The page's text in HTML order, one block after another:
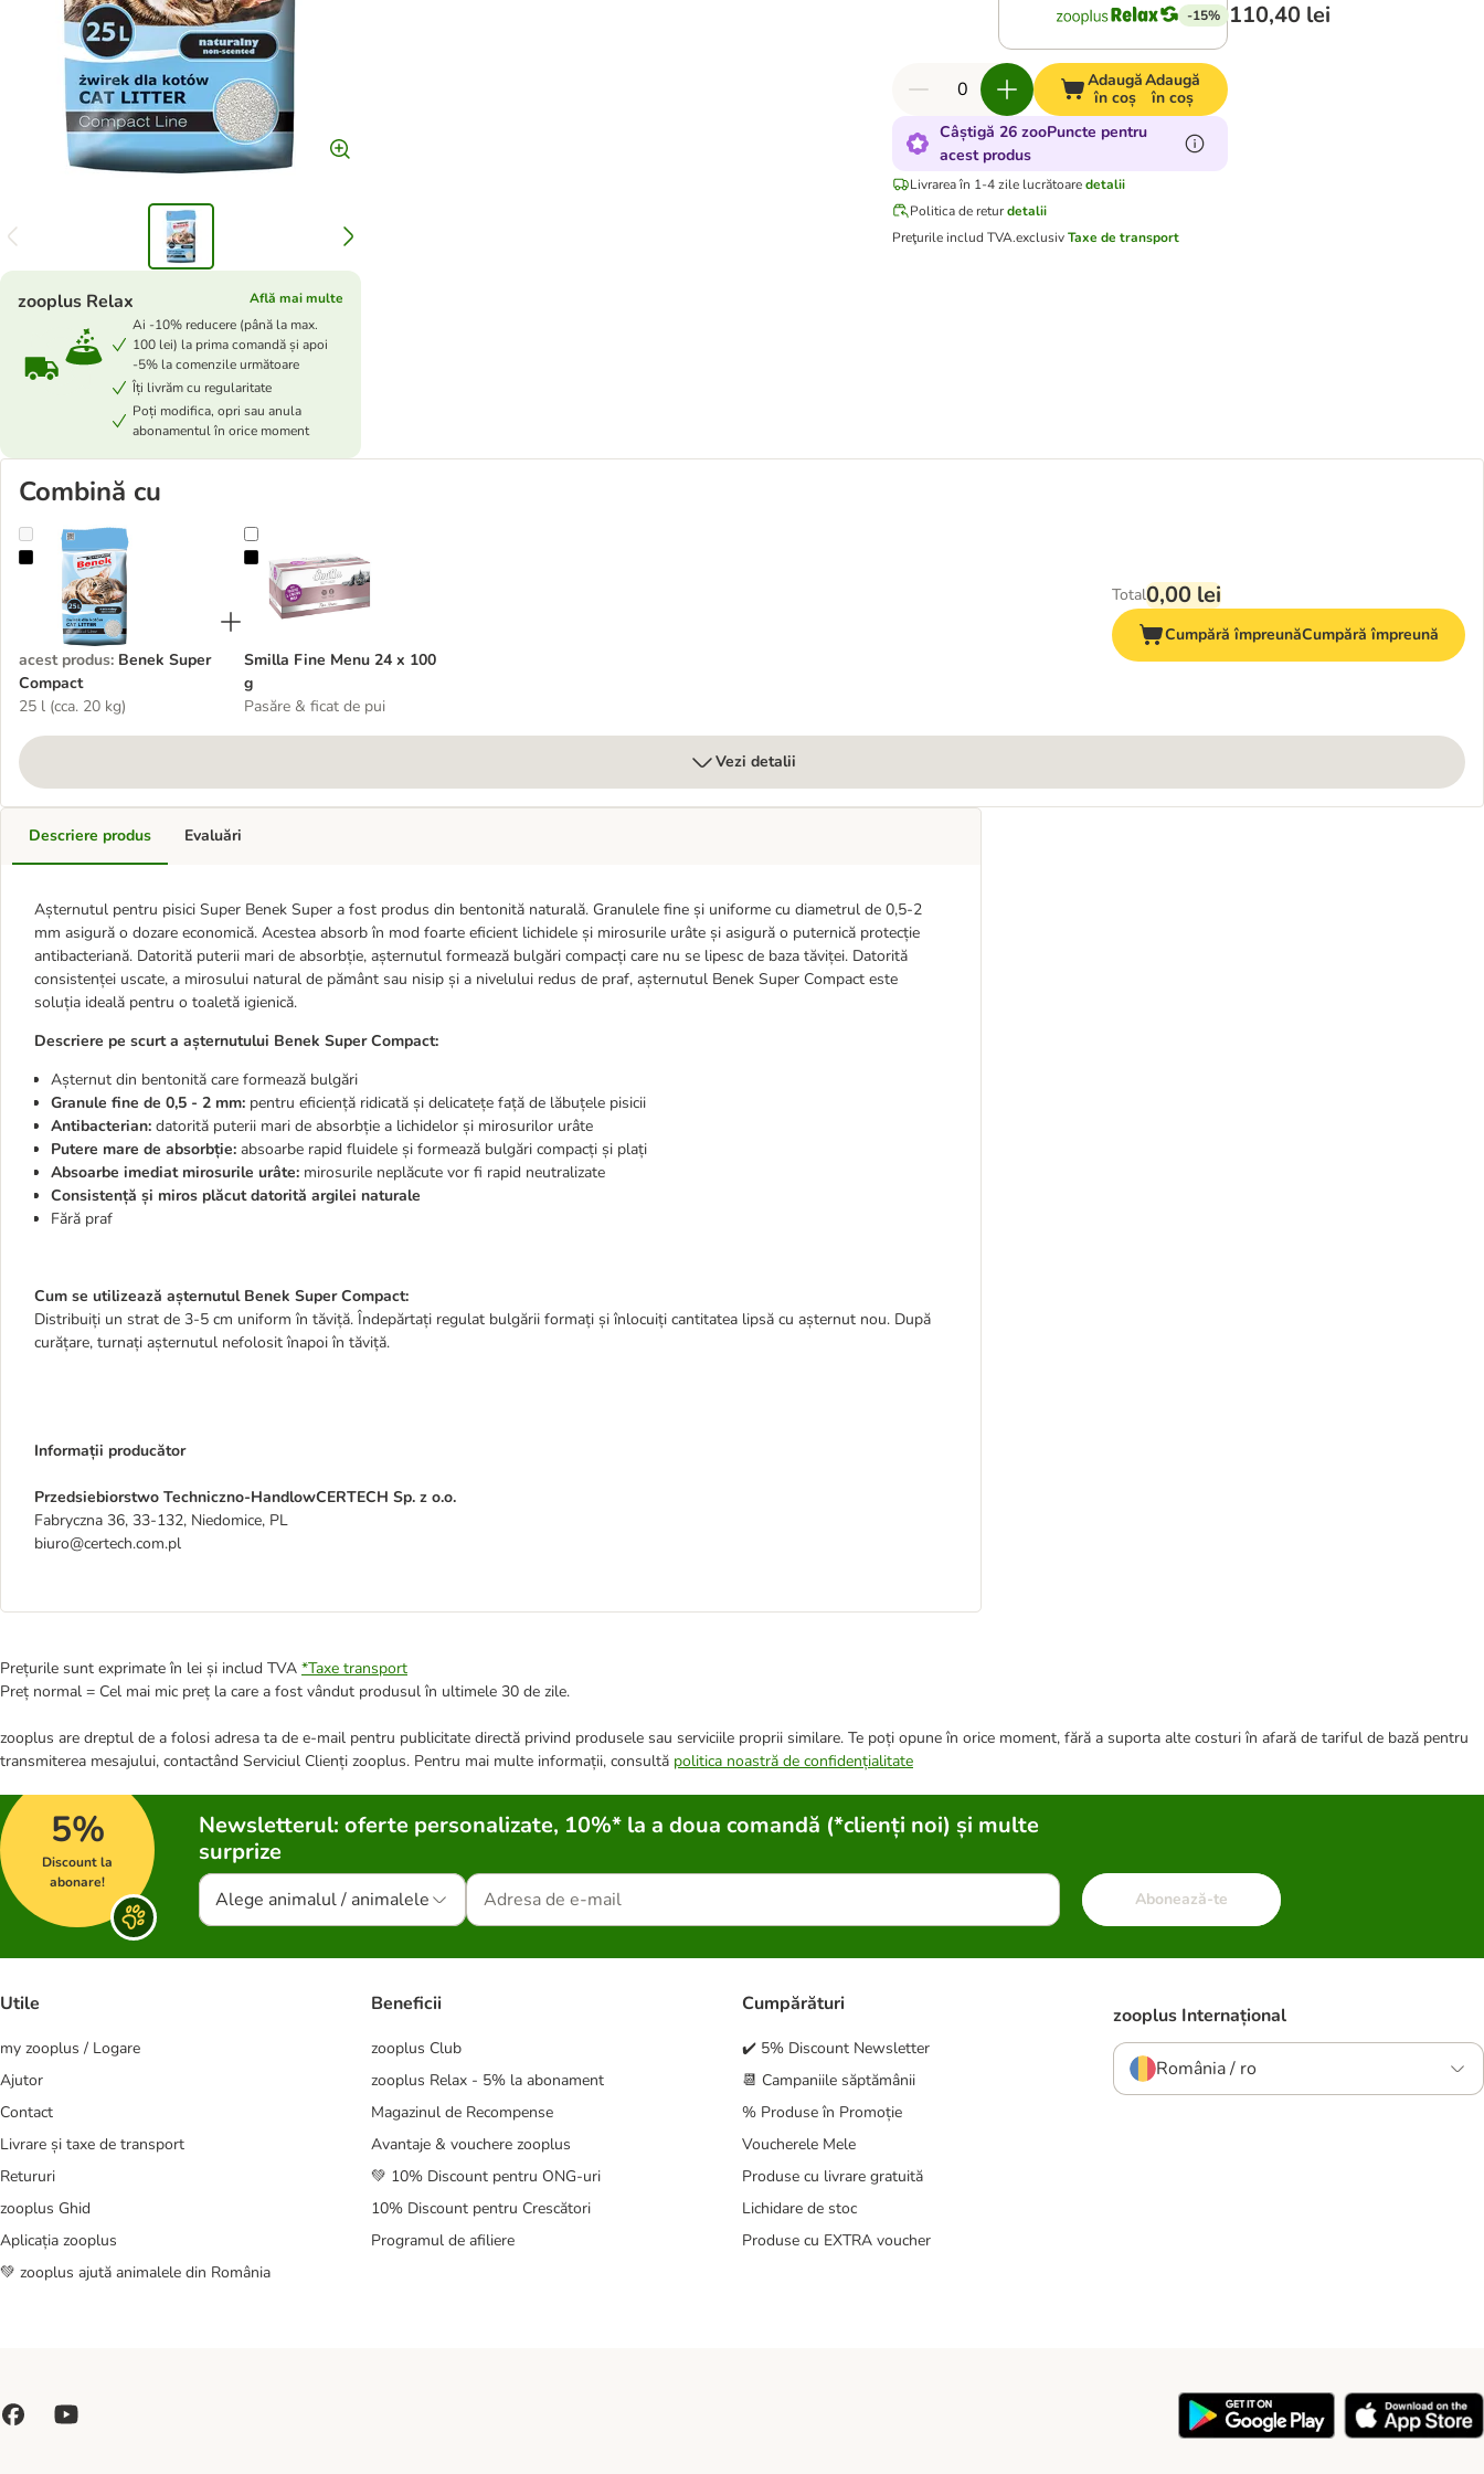
zooplus Relax
Află mai multe
Ai -10% reducere (până la max.
100 lei) la prima comandă și apoi
-5% la comenzile următoare
Îți livrăm cu regularitate
Poți modifica, opri sau anula
abonamentul în orice moment
-15% 110,40 lei
Adaugă
în coș
Adaugă
în coș
Câștigă 26 zooPuncte pentru
acest produs
Livrarea în 1-4 zile lucrătoare detalii
Politica de retur detalii
Preţurile includ TVA.exclusivTaxe de transport
Combină cu
Benek Super Compact
acest produs: Benek Super
Compact
25 l (cca. 20 kg)
Smilla Fine Menu 24 x 100 g
Smilla Fine Menu 24 x 100
g
Pasăre & ficat de pui
Total0,00 lei
Cumpără împreunăCumpără împreună
Vezi detalii
Descriere produs
Așternutul pentru pisici Super Benek Super a fost produs din bentonită naturală. Granulele fine și uniforme cu diametrul de 0,5-2
mm asigură o dozare economică. Acestea absorb în mod foarte eficient lichidele și mirosurile urâte și asigură o puternică protecție
antibacteriană. Datorită puterii mari de absorbție, așternutul formează bulgări compacți care nu se lipesc de baza tăviței. Datorită
consistenței uscate, a mirosului natural de pământ sau nisip și a nivelului redus de praf, așternutul Benek Super Compact este
soluția ideală pentru o toaletă igienică.
Descriere pe scurt a așternutului Benek Super Compact:
Așternut din bentonită care formează bulgări
Granule fine de 0,5 - 2 mm: pentru eficiență ridicată și delicatețe față de lăbuțele pisicii
Antibacterian: datorită puterii mari de absorbție a lichidelor și mirosurilor urâte
Putere mare de absorbție: absoarbe rapid fluidele și formează bulgări compacți și plați
Absoarbe imediat mirosurile urâte: mirosurile neplăcute vor fi rapid neutralizate
Consistență și miros plăcut datorită argilei naturale
Fără praf
Cum se utilizează așternutul Benek Super Compact:
Distribuiți un strat de 3-5 cm uniform în tăviță. Îndepărtați regulat bulgării formați și înlocuiți cantitatea lipsă cu așternut nou. După
curățare, turnați așternutul nefolosit înapoi în tăviță.
Informații producător
Przedsiebiorstwo Techniczno-HandlowCERTECH Sp. z o.o.
Fabryczna 36, 33-132, Niedomice, PL
biuro@certech.com.pl
Evaluări
Prețurile sunt exprimate în lei și includ TVA *Taxe transport
Preț normal = Cel mai mic preț la care a fost vândut produsul în ultimele 30 de zile.
zooplus are dreptul de a folosi adresa ta de e-mail pentru publicitate directă privind produsele sau serviciile proprii similare. Te poți opune în orice moment, fără a suporta alte costuri în afară de tariful de bază pentru
transmiterea mesajului, contactând Serviciul Clienți zooplus. Pentru mai multe informații, consultă politica noastră de confidențialitate
5%
Discount la
abonare!
Newsletterul: oferte personalizate, 10%* la a doua comandă (*clienți noi) și multe
surprize
Alege animalul / animalele Abonează-te
Utile
my zooplus / Logare
Ajutor
Contact
Livrare și taxe de transport
Retururi
zooplus Ghid
Aplicația zooplus
💚 zooplus ajută animalele din România
Beneficii
zooplus Club
zooplus Relax - 5% la abonament
Magazinul de Recompense
Avantaje & vouchere zooplus
💚 10% Discount pentru ONG-uri
10% Discount pentru Crescători
Programul de afiliere
Cumpărături
✔️ 5% Discount Newsletter
📆 Campaniile săptămânii
% Produse în Promoție
Voucherele Mele
Produse cu livrare gratuită
Lichidare de stoc
Produse cu EXTRA voucher
zooplus Internațional
România / ro